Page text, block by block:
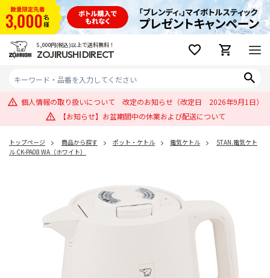
5,000円(税込)以上で送料無料！
ZOJIRUSHI DIRECT
個人情報の取り扱いについて 改定のお知らせ（改定日 2026年9月1日）
【お知らせ】お盆期間中の休業および配送について
トップページ 商品から探す ポット・ケトル 電気ケトル
STAN.電気ケト
ル CK-PA08 WA（ホワイト）